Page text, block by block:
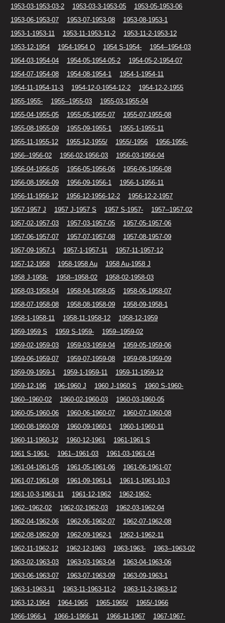
1953-03-1953-03-2 1953-03-3-1953-05
1953-05-1953-06
1953-06-1953-07
1953-07-1953-08
1953-08-1953-1
1953-1-1953-11
1953-11-1953-11-2
1953-11-2-1953-12
1953-12-1954
1954-1954 O 1954 S-1954-
1954--1954-03
1954-03-1954-04
1954-05-1954-05-2
1954-05-2-1954-07
1954-07-1954-08
1954-08-1954-1
1954-1-1954-11
1954-11-1954-11-3
1954-12-0-1954-12-2
1954-12-2-1955
1955-1955-
1955--1955-03
1955-03-1955-04
1955-04-1955-05
1955-05-1955-07
1955-07-1955-08
1955-08-1955-09
1955-09-1955-1
1955-1-1955-11
1955-11-1955-12
1955-12-1955/ 1955/-1956
1956-1956-
1956--1956-02
1956-02-1956-03
1956-03-1956-04
1956-04-1956-05
1956-05-1956-06
1956-06-1956-08
1956-08-1956-09
1956-09-1956-1
1956-1-1956-11
1956-11-1956-12
1956-12-1956-12-2
1956-12-2-1957
1957-1957 J
1957 J-1957 S 1957 S-1957-
1957--1957-02
1957-02-1957-03
1957-03-1957-05
1957-05-1957-06
1957-06-1957-07
1957-07-1957-08
1957-08-1957-09
1957-09-1957-1
1957-1-1957-11
1957-11-1957-12
1957-12-1958
1958-1958 Au
1958 Au-1958 J
1958 J-1958-
1958--1958-02
1958-02-1958-03
1958-03-1958-04
1958-04-1958-05
1958-06-1958-07
1958-07-1958-08
1958-08-1958-09
1958-09-1958-1
1958-1-1958-11
1958-11-1958-12
1958-12-1959
1959-1959 S
1959 S-1959-
1959--1959-02
1959-02-1959-03
1959-03-1959-04
1959-05-1959-06
1959-06-1959-07
1959-07-1959-08
1959-08-1959-09
1959-09-1959-1
1959-1-1959-11
1959-11-1959-12
1959-12-196
196-1960 J 1960 J-1960 S
1960 S-1960-
1960--1960-02
1960-02-1960-03
1960-03-1960-05
1960-05-1960-06
1960-06-1960-07
1960-07-1960-08
1960-08-1960-09
1960-09-1960-1
1960-1-1960-11
1960-11-1960-12
1960-12-1961
1961-1961 S
1961 S-1961-
1961--1961-03
1961-03-1961-04
1961-04-1961-05
1961-05-1961-06
1961-06-1961-07
1961-07-1961-08
1961-09-1961-1
1961-1-1961-10-3
1961-10-3-1961-11
1961-12-1962
1962-1962-
1962--1962-02
1962-02-1962-03
1962-03-1962-04
1962-04-1962-06
1962-06-1962-07
1962-07-1962-08
1962-08-1962-09
1962-09-1962-1
1962-1-1962-11
1962-11-1962-12
1962-12-1963 1963-1963-
1963--1963-02
1963-02-1963-03
1963-03-1963-04
1963-04-1963-06
1963-06-1963-07
1963-07-1963-09
1963-09-1963-1
1963-1-1963-11
1963-11-1963-11-2
1963-11-2-1963-12
1963-12-1964
1964-1965 1965-1965/
1965/-1966
1966-1966-1
1966-1-1966-11 1966-11-1967
1967-1967-